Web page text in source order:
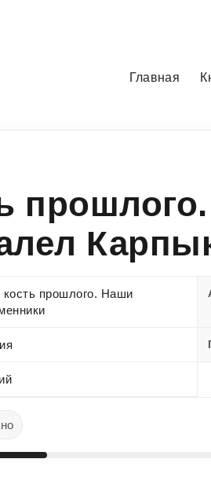
Главная
кость прошлого. Наши